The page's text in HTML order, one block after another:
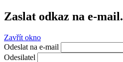
Zaslat odkaz na e-mail.
Zavřít okno
Odeslat na e-mail
Odesilatel